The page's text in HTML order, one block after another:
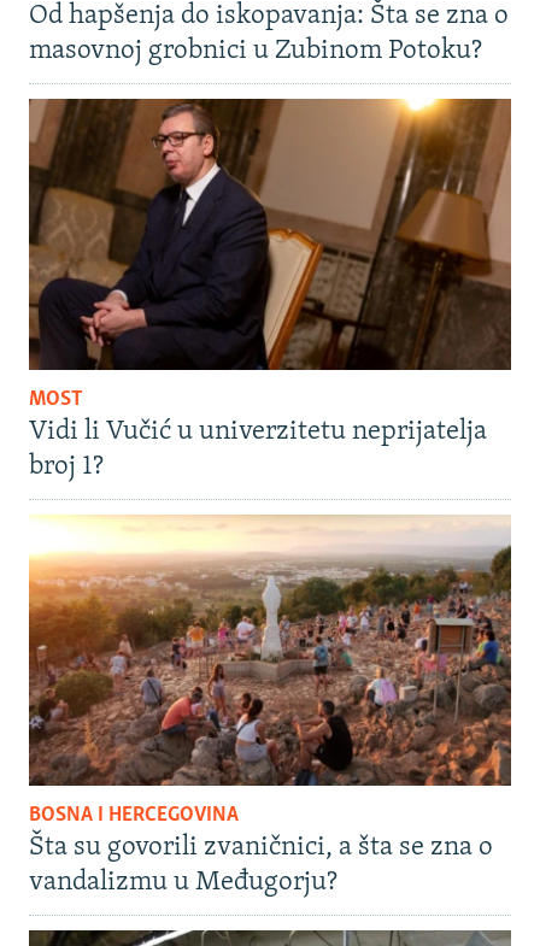
Od hapšenja do iskopavanja: Šta se zna o
masovnoj grobnici u Zubinom Potoku?
MOST
Vidi li Vučić u univerzitetu neprijatelja
broj 1?
BOSNA I HERCEGOVINA
Šta su govorili zvaničnici, a šta se zna o
vandalizmu u Međugorju?